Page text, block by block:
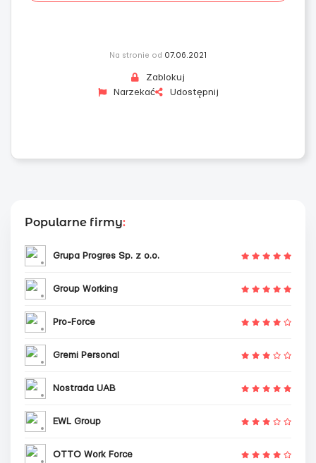
Na stronie od 07.06.2021
Zablokuj
Narzekać
Udostępnij
Popularne firmy:
Grupa Progres Sp. z o.o.
Group Working
Pro-Force
Gremi Personal
Nostrada UAB
EWL Group
OTTO Work Force